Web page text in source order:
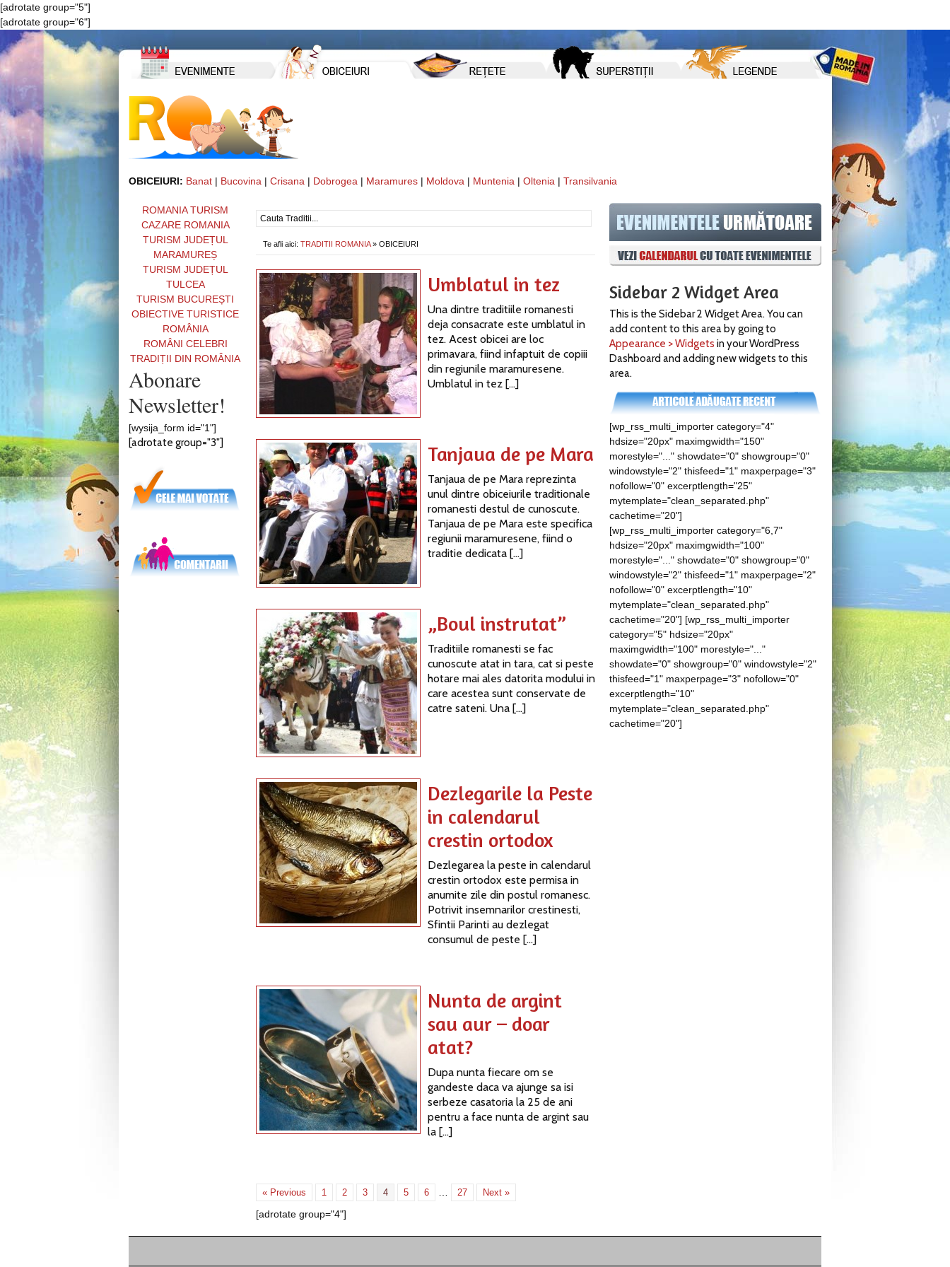
[adrotate group="5"]
[adrotate group="6"]
OBICEIURI: Banat | Bucovina | Crisana | Dobrogea | Maramures | Moldova | Muntenia | Oltenia | Transilvania
Te afli aici: TRADITII ROMANIA» OBICEIURI
Umblatul in tez
Una dintre traditiile romanesti
deja consacrate este umblatul in
tez. Acest obicei are loc
primavara, fiind infaptuit de copiii
din regiunile maramuresene.
Umblatul in tez […]
Tanjaua de pe Mara
Tanjaua de pe Mara reprezinta
unul dintre obiceiurile traditionale
romanesti destul de cunoscute.
Tanjaua de pe Mara este specifica
regiunii maramuresene, fiind o
traditie dedicata […]
„Boul instrutat”
Traditiile romanesti se fac
cunoscute atat in tara, cat si peste
hotare mai ales datorita modului in
care acestea sunt conservate de
catre sateni. Una […]
Dezlegarile la Peste
in calendarul
crestin ortodox
Dezlegarea la peste in calendarul
crestin ortodox este permisa in
anumite zile din postul romanesc.
Potrivit insemnarilor crestinesti,
Sfintii Parinti au dezlegat
consumul de peste […]
Nunta de argint
sau aur – doar
atat?
Dupa nunta fiecare om se
gandeste daca va ajunge sa isi
serbeze casatoria la 25 de ani
pentru a face nunta de argint sau
la […]
« Previous 1 2 3 4 5 6 27 Next »
[adrotate group="4"]
ROMANIA TURISM
CAZARE ROMANIA
TURISM JUDEȚUL
MARAMUREȘ
TURISM JUDEȚUL
TULCEA
TURISM BUCUREȘTI
OBIECTIVE TURISTICE
ROMÂNIA
ROMÂNI CELEBRI
TRADIȚII DIN ROMÂNIA
Abonare
Newsletter!
[wysija_form id="1"]
[adrotate group="3"]
Sidebar 2 Widget Area
This is the Sidebar 2 Widget Area. You can
add content to this area by going to
Appearance > Widgets in your WordPress
Dashboard and adding new widgets to this
area.
[wp_rss_multi_importer category="4"
hdsize="20px" maximgwidth="150"
morestyle="..." showdate="0" showgroup="0"
windowstyle="2" thisfeed="1" maxperpage="3"
nofollow="0" excerptlength="25"
mytemplate="clean_separated.php"
cachetime="20"]
[wp_rss_multi_importer category="6,7"
hdsize="20px" maximgwidth="100"
morestyle="..." showdate="0" showgroup="0"
windowstyle="2" thisfeed="1" maxperpage="2"
nofollow="0" excerptlength="10"
mytemplate="clean_separated.php"
cachetime="20"] [wp_rss_multi_importer
category="5" hdsize="20px"
maximgwidth="100" morestyle="..."
showdate="0" showgroup="0" windowstyle="2"
thisfeed="1" maxperpage="3" nofollow="0"
excerptlength="10"
mytemplate="clean_separated.php"
cachetime="20"]